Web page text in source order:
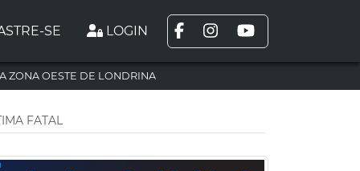
SE LOGIN
ZONA OESTE DE LONDRINA
FATAL